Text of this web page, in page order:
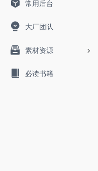
常用后台
大厂团队
素材资源
必读书籍